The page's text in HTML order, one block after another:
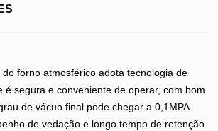
forno atmosférico adota tecnologia de
é segura e conveniente de operar, com bom
de vácuo final pode chegar a 0,1MPA.
de vedação e longo tempo de retenção